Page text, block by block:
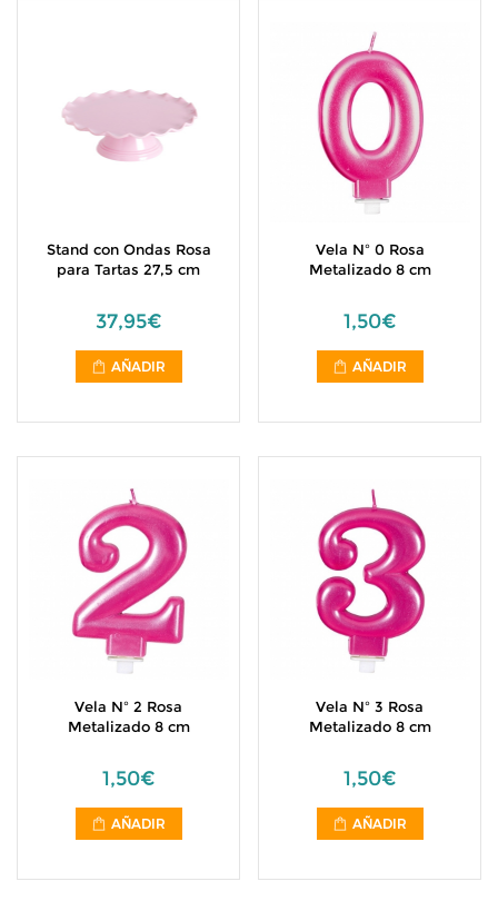
Stand con Ondas Rosa
para Tartas 27,5 cm
37,95€
AÑADIR
Vela Nº 0 Rosa
Metalizado 8 cm
1,50€
AÑADIR
Vela Nº 2 Rosa
Metalizado 8 cm
1,50€
AÑADIR
Vela Nº 3 Rosa
Metalizado 8 cm
1,50€
AÑADIR